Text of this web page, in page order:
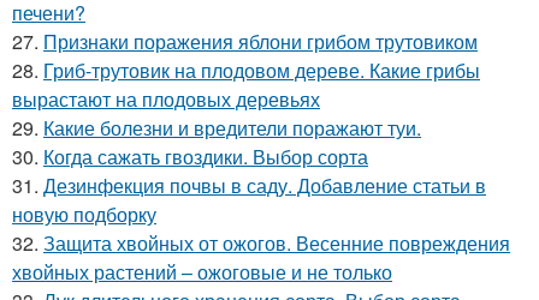
печени?
27. Признаки поражения яблони грибом трутовиком
28. Гриб-трутовик на плодовом дереве. Какие грибы
вырастают на плодовых деревьях
29. Какие болезни и вредители поражают туи.
30. Когда сажать гвоздики. Выбор сорта
31. Дезинфекция почвы в саду. Добавление статьи в
новую подборку
32. Защита хвойных от ожогов. Весенние повреждения
хвойных растений – ожоговые и не только